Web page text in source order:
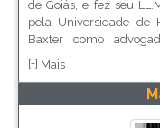
de Goiás, e fez seu
pela Universidade de
Baxter como
Departamento
América Latina. Em
empresa a
América Latina,
[+] Mais